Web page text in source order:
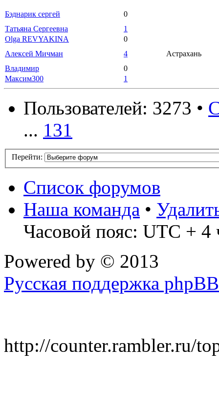
Бэднарик сергей
0
Татьяна Сергеевна
1
Olga REVYAKINA
0
Алексей Мичман
4
Астрахань
Владимир
0
Максим300
1
Пользователей: 3273 •
... 131
Перейти:
Список форумов
Наша команда •
Часовой пояс: UTC + 4
Powered by © 2013
Русская поддержка phpBB
http://counter.rambler.ru/